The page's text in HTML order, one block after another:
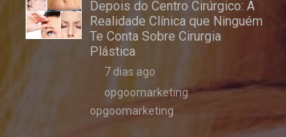
Depois do Centro Cirúrgico: A
Realidade Clínica que Ninguém
Te Conta Sobre Cirurgia
Plástica
7 dias ago
opgoomarketing
opgoomarketing